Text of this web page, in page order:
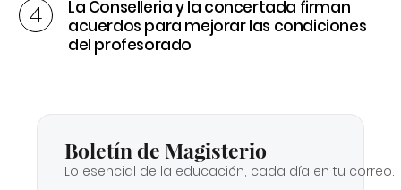
La Conselleria y la concertada firman
acuerdos para mejorar las condiciones
del profesorado
Boletín de Magisterio
Lo esencial de la educación, cada día en tu correo.